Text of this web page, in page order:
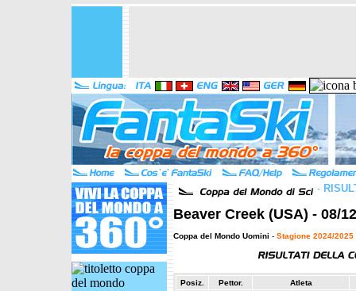
-
Beaver Creek (USA) - 08/
Coppa del Mondo Uomini - Stagione 2024/2025
Posiz. Pettor.
Atleta